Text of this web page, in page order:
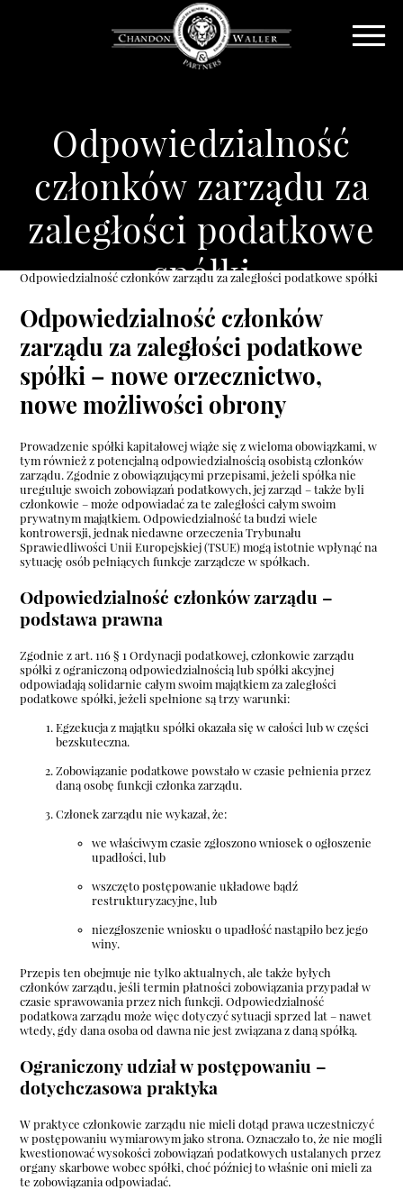
Odpowiedzialność
członków zarządu za
zaległości podatkowe
spółki
Odpowiedzialność członków zarządu za zaległości podatkowe spółki
Odpowiedzialność członków
zarządu za zaległości podatkowe
spółki – nowe orzecznictwo,
nowe możliwości obrony
Prowadzenie spółki kapitałowej wiąże się z wieloma obowiązkami, w
tym również z potencjalną odpowiedzialnością osobistą członków
zarządu. Zgodnie z obowiązującymi przepisami, jeżeli spółka nie
ureguluje swoich zobowiązań podatkowych, jej zarząd – także byli
członkowie – może odpowiadać za te zaległości całym swoim
prywatnym majątkiem. Odpowiedzialność ta budzi wiele
kontrowersji, jednak niedawne orzeczenia Trybunału
Sprawiedliwości Unii Europejskiej (TSUE) mogą istotnie wpłynąć na
sytuację osób pełniących funkcje zarządcze w spółkach.
Odpowiedzialność członków zarządu –
podstawa prawna
Zgodnie z art. 116 § 1 Ordynacji podatkowej, członkowie zarządu
spółki z ograniczoną odpowiedzialnością lub spółki akcyjnej
odpowiadają solidarnie całym swoim majątkiem za zaległości
podatkowe spółki, jeżeli spełnione są trzy warunki:
Egzekucja z majątku spółki okazała się w całości lub w części
bezskuteczna.
Zobowiązanie podatkowe powstało w czasie pełnienia przez
daną osobę funkcji członka zarządu.
Członek zarządu nie wykazał, że:
we właściwym czasie zgłoszono wniosek o ogłoszenie
upadłości, lub
wszczęto postępowanie układowe bądź
restrukturyzacyjne, lub
niezgłoszenie wniosku o upadłość nastąpiło bez jego
winy.
Przepis ten obejmuje nie tylko aktualnych, ale także byłych
członków zarządu, jeśli termin płatności zobowiązania przypadał w
czasie sprawowania przez nich funkcji. Odpowiedzialność
podatkowa zarządu może więc dotyczyć sytuacji sprzed lat – nawet
wtedy, gdy dana osoba od dawna nie jest związana z daną spółką.
Ograniczony udział w postępowaniu –
dotychczasowa praktyka
W praktyce członkowie zarządu nie mieli dotąd prawa uczestniczyć
w postępowaniu wymiarowym jako strona. Oznaczało to, że nie mogli
kwestionować wysokości zobowiązań podatkowych ustalanych przez
organy skarbowe wobec spółki, choć później to właśnie oni mieli za
te zobowiązania odpowiadać.